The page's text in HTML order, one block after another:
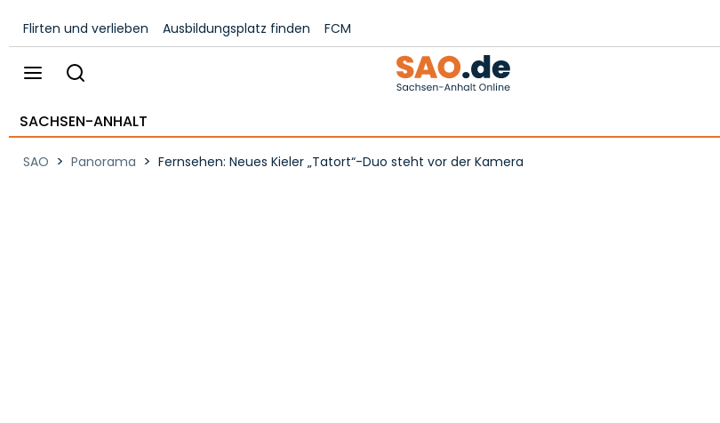
Flirten und verlieben Ausbildungsplatz finden FCM
SACHSEN-ANHALT
SAO > Panorama > Fernsehen: Neues Kieler „Tatort“-Duo steht vor der Kamera